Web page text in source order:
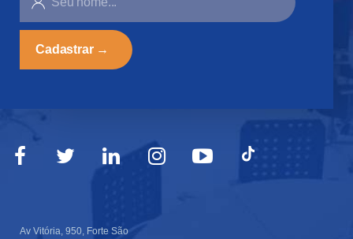
Av Vitória, 950, Forte São